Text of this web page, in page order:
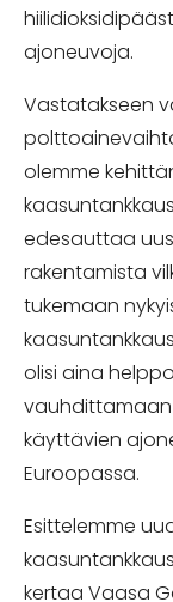
ajoneuvoja.
Vastatakseen
olemme
edesauttaa
rakentamista
tukemaan
olisi aina
käyttävien
Euroopassa.
Esittelemme
kertaa Vaasa